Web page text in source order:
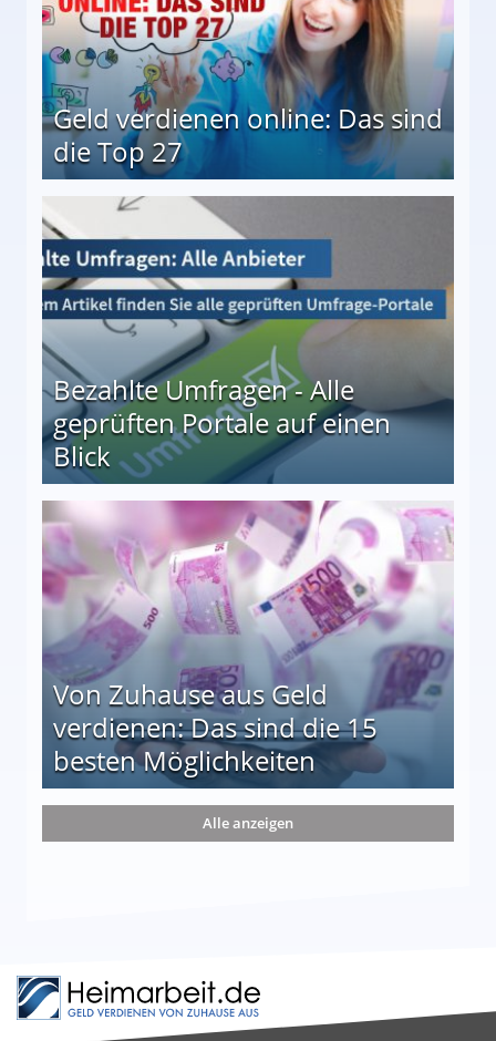
Geld verdienen online: Das sind
die Top 27
Bezahlte Umfragen - Alle
geprüften Portale auf einen
Blick
auf einen Blick
Von Zuhause aus Geld
verdienen: Das sind die 15
besten Möglichkeiten
die 15 besten Möglichkeiten
Alle anzeigen